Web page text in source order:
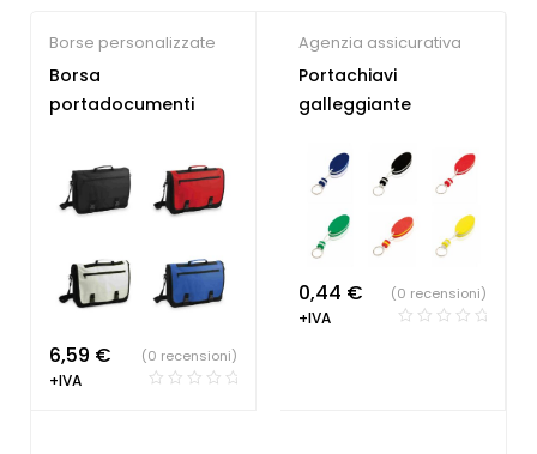
Borse personalizzate
Borsa
portadocumenti
6,59 €
+IVA
(0 recensioni)
Agenzia assicurativa
Portachiavi
galleggiante
0,44 €
+IVA
(0 recensioni)